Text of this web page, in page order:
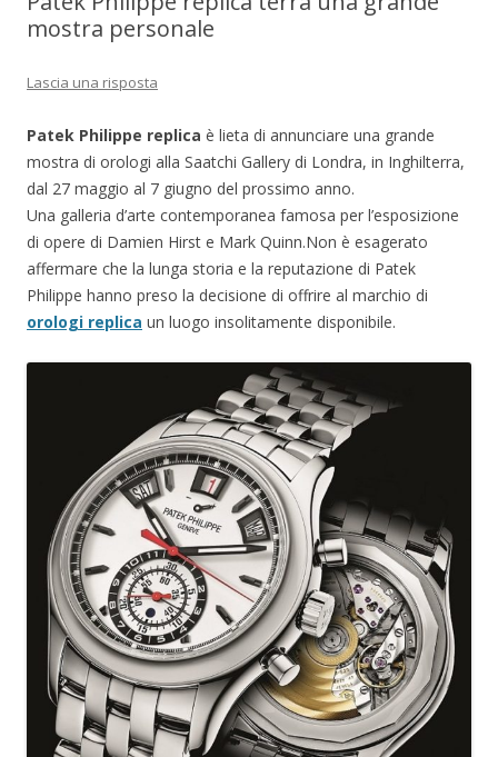
mostra personale
Lascia una risposta
Patek Philippe replica è lieta di annunciare una grande
mostra di orologi alla Saatchi Gallery di Londra, in Inghilterra,
dal 27 maggio al 7 giugno del prossimo anno.
Una galleria d’arte contemporanea famosa per l’esposizione
di opere di Damien Hirst e Mark Quinn.Non è esagerato
affermare che la lunga storia e la reputazione di Patek
Philippe hanno preso la decisione di offrire al marchio di
orologi replica un luogo insolitamente disponibile.